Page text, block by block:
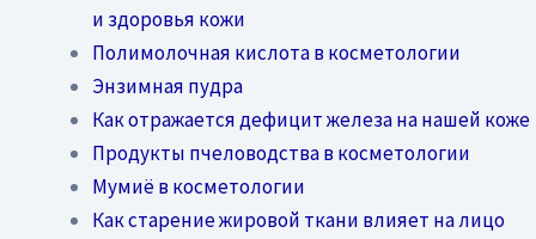
и здоровья кожи
Полимолочная кислота в косметологии
Энзимная пудра
Как отражается дефицит железа на нашей коже
Продукты пчеловодства в косметологии
Мумиё в косметологии
Как старение жировой ткани влияет на лицо